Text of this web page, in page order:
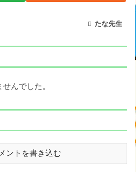
たな先生
んでした。
ントを書き込む